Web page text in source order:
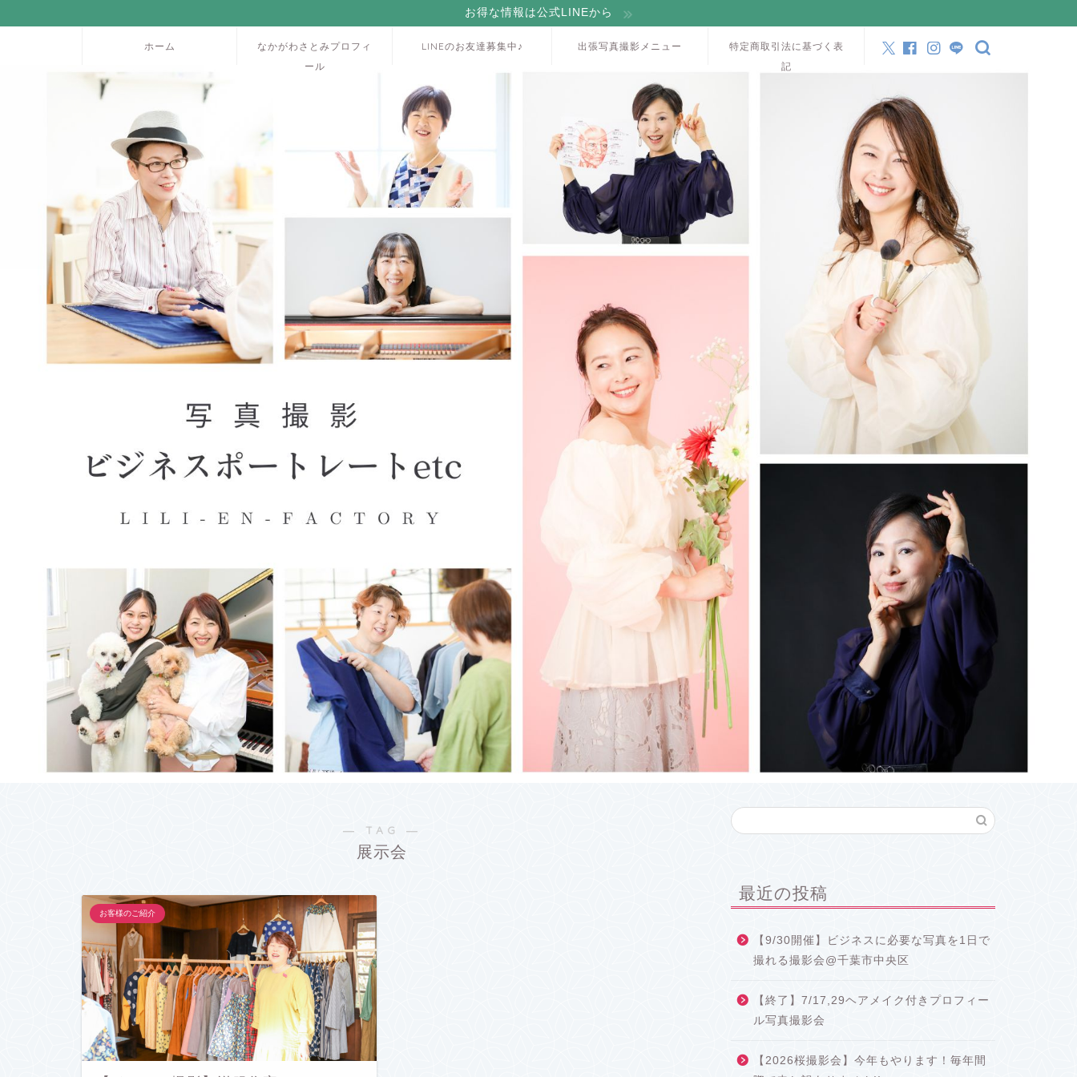
お得な情報は公式LINEから
ホーム
なかがわさとみプロフィ
ール
LINEのお友達募集中♪ 出張写真撮影メニュー
特定商取引法に基づく表
記
― TAG ―
展示会
お客様のご紹介
最近の投稿
【9/30開催】ビジネスに必要な写真を1日で
撮れる撮影会@千葉市中央区
【終了】7/17,29ヘアメイク付きプロフィー
ル写真撮影会
【2026桜撮影会】今年もやります！毎年間